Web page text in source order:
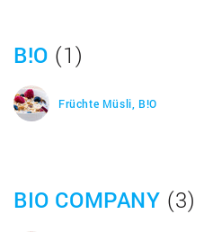
Kinder Früchte Müsli,
Knusper Bär, Alnatura
Müsliriegel Ahornsirup und
B!O (1)
Früchte Müsli, B!O
BIO COMPANY (3)